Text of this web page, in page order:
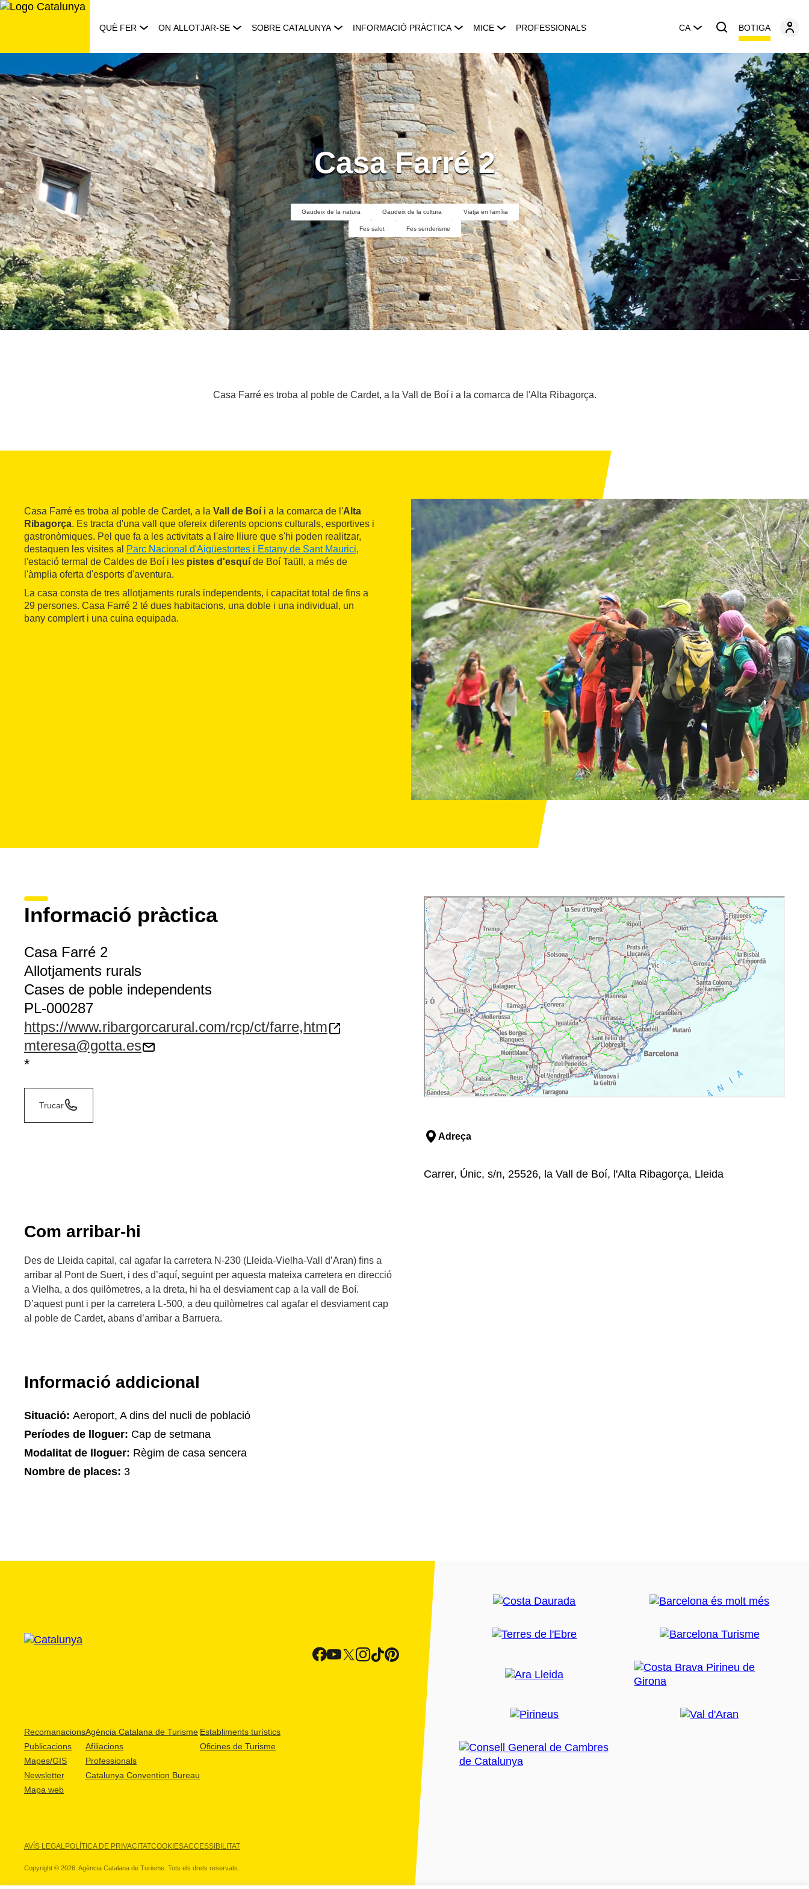
Saltar
QUÈ FER ON ALLOTJAR-SE SOBRE CATALUNYA INFORMACIÓ PRÀCTICA MICE PROFESSIONALS CA BOTIGA
Casa Farré 2
Gaudeix de la natura Gaudeix de la cultura Viatja en família
Fes salut Fes senderisme
Casa Farré es troba al poble de Cardet, a la Vall de Boí i a la comarca de l'Alta Ribagorça.
Casa Farré es troba al poble de Cardet, a la Vall de Boí i a la comarca de l'Alta
Ribagorça. Es tracta d'una vall que ofereix diferents opcions culturals, esportives i
gastronòmiques. Pel que fa a les activitats a l'aire lliure que s'hi poden realitzar,
destaquen les visites al
Parc Nacional d'Aigüestortes i Estany de Sant Maurici,
l'estació termal de Caldes de Boí i les pistes d'esquí de Boí Taüll, a més de
l'àmplia oferta d'esports d'aventura.
La casa consta de tres allotjaments rurals independents, i capacitat total de fins a
29 persones. Casa Farré 2 té dues habitacions, una doble i una individual, un
bany complert i una cuina equipada.
Informació pràctica
Casa Farré 2
Allotjaments rurals
Cases de poble independents
PL-000287
https://www.ribargorcarural.com/rcp/ct/farre,htm
mteresa@gotta.es
*
Trucar
Adreça
Carrer, Únic, s/n, 25526, la Vall de Boí, l'Alta Ribagorça, Lleida
Com arribar-hi
Des de Lleida capital, cal agafar la carretera N-230 (Lleida-Vielha-Vall d’Aran) fins a
arribar al Pont de Suert, i des d’aquí, seguint per aquesta mateixa carretera en direcció
a Vielha, a dos quilòmetres, a la dreta, hi ha el desviament cap a la vall de Boí.
D’aquest punt i per la carretera L-500, a deu quilòmetres cal agafar el desviament cap
al poble de Cardet, abans d’arribar a Barruera.
Informació addicional
Situació: Aeroport, A dins del nucli de població
Períodes de lloguer: Cap de setmana
Modalitat de lloguer: Règim de casa sencera
Nombre de places: 3
Recomanacions
Publicacions
Mapes/GIS
Newsletter
Mapa web
Agència Catalana de Turisme
Afiliacions
Professionals
Catalunya Convention Bureau
Establiments turístics
Oficines de Turisme
AVÍS LEGALPOLÍTICA DE PRIVACITATCOOKIESACCESSIBILITAT
Copyright © 2026. Agència Catalana de Turisme. Tots els drets reservats.